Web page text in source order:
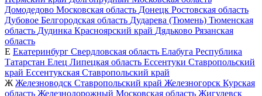
Домодедово Московская область Донецк Ростовская область
Дубовое Белгородская область Дударева (Тюмень) Тюменская
область Дудинка Красноярский край Дядьково Рязанская
область
Е Екатеринбург Свердловская область Елабуга Республика
Татарстан Елец Липецкая область Ессентуки Ставропольский
край Ессентукская Ставропольский край
Ж Железноводск Ставропольский край Железногорск Курская
область Железнодорожный Московская область Жигулевск